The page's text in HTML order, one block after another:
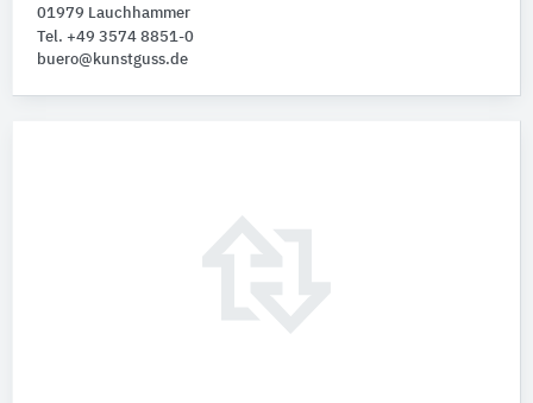
01979 Lauchhammer
Tel. +49 3574 8851-0
buero@kunstguss.de